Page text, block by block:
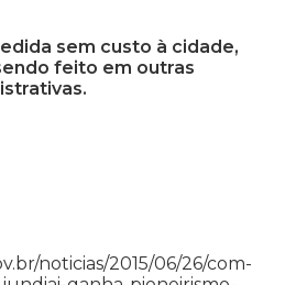
sem custo à cidade,
feito em outras
noticias/2015/06/26/com-